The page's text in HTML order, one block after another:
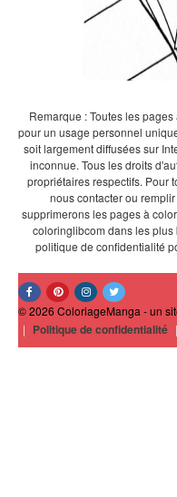
Remarque : Toutes les
pour un usage personnel
soit largement diffusées sur
inconnue. Tous les droits
propriétaires respectifs. Pour
nous contacter ou
supprimerons les pages à
coloringlibcom dans les
politique de confidentialité
© 2026 ColoriageManga - un
| Politique de confidentialité |